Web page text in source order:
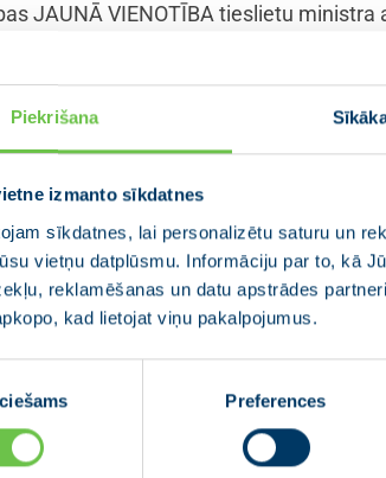
Piekrišana
izmanto sīkdatnes
sīkdatnes, lai personalizētu saturu un
vietņu datplūsmu. Informāciju par to, kā
reklamēšanas un datu apstrādes
kad lietojat viņu pakalpojumus.
Preferences
JAUNĀ VIENOTĪBA tieslietu
tiesību zinātņu doktore un docente
lai Latvija ir tiesiska un taisnīga
jomā,lai ikviens justos pārliecināts,
procesu un “viens likums,
strādājot Saeimā, sevi ir
par Nacionālās drošības
ka Inese Lībiņa – Egnere tieslietu
tiesu sistēmas darbu, padarot lietu
stiprināšanai,” pauda
kandidē 13.Saeimas vēlēšanās no
kopā ar partijām “Kuldīgas